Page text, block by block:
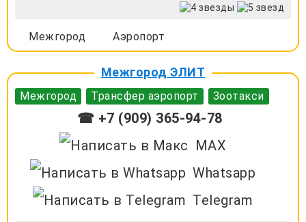
Межгород Аэропорт
Межгород ЭЛИТ
Межгород Трансфер аэропорт Зоотакси
☎ +7 (909) 365-94-78
MAX
Whatsapp
Telegram